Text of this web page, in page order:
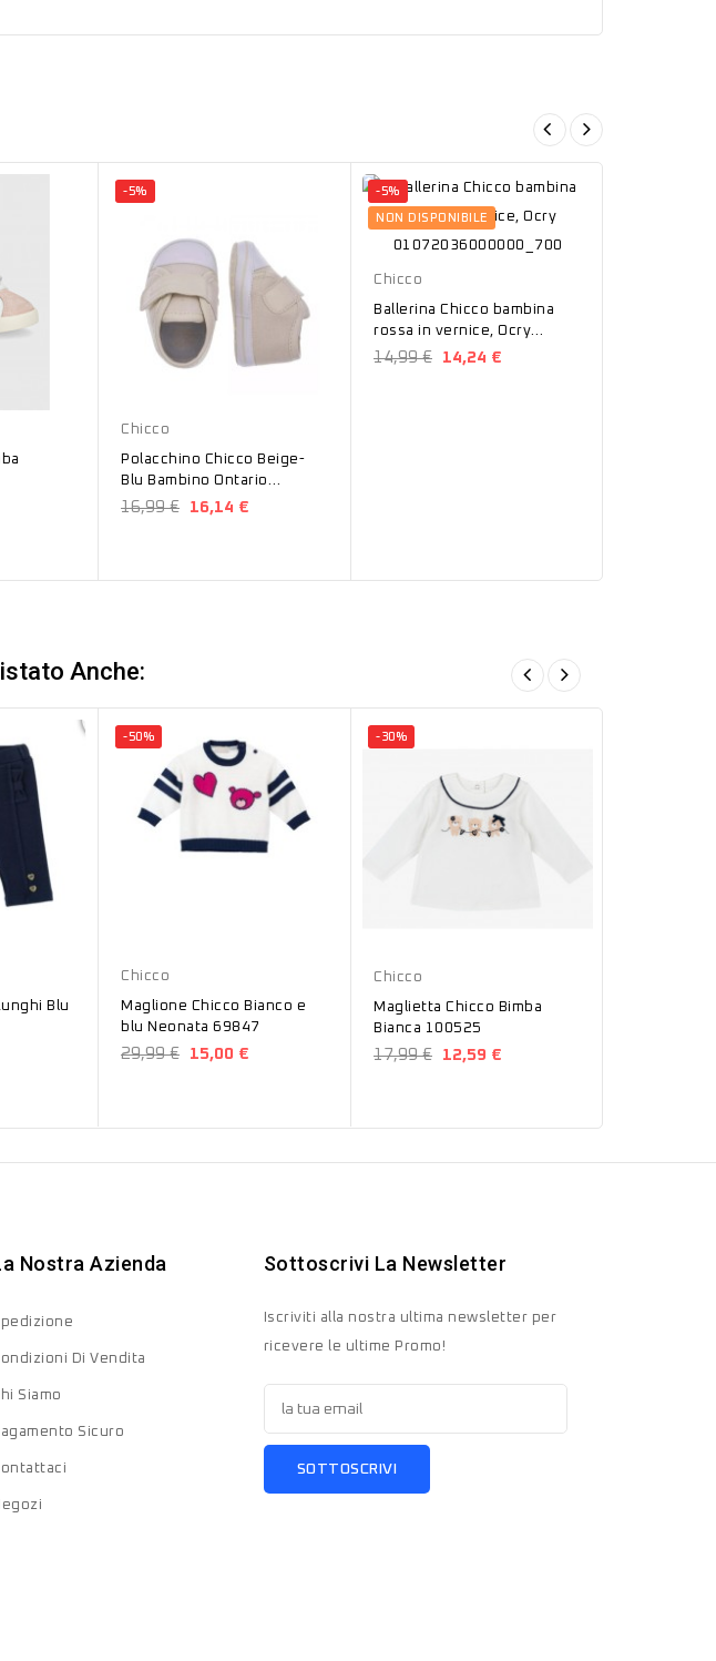
-5%
Chicco
Polacchino Chicco Beige-
Blu Bambino Ontario
01071044000000
16,99 € 16,14 €
Rosso
-5%
NON DISPONIBILE
Chicco
Ballerina Chicco bambina
rossa in vernice, Ocry
01072036000000_700
14,99 € 14,24 €
Anche:
Blu
-50%
Chicco
Maglione Chicco Bianco e
blu Neonata 69847
29,99 € 15,00 €
-30%
Chicco
Maglietta Chicco Bimba
Bianca 100525
17,99 € 12,59 €
Nostra Azienda
Di Vendita
Siamo
Sicuro
Sottoscrivi La Newsletter
Iscriviti alla nostra ultima newsletter per
ricevere le ultime Promo!